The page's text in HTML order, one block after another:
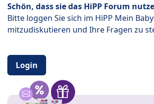
Schön, dass sie das HiPP Forum
Bitte loggen Sie sich im HiPP Mein
mitzudiskutieren und Ihre Fragen zu
Login